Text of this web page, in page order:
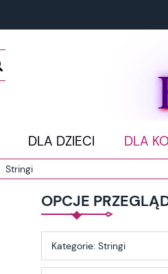
DLA DZIECI DLA
Stringi
OPCJE
Kategorie: Stringi